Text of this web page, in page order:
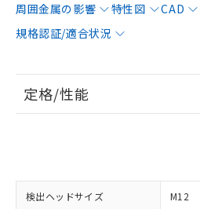
周囲金属の影響
特性図 CAD
規格認証/適合状況
定格/性能
検出ヘッドサイズ M12